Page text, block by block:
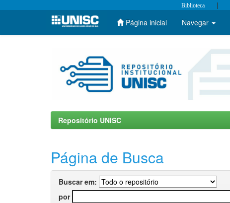
Skip
Biblioteca |
Página inicial Navegar
Repositório UNISC
Página de Busca
Buscar em:
por